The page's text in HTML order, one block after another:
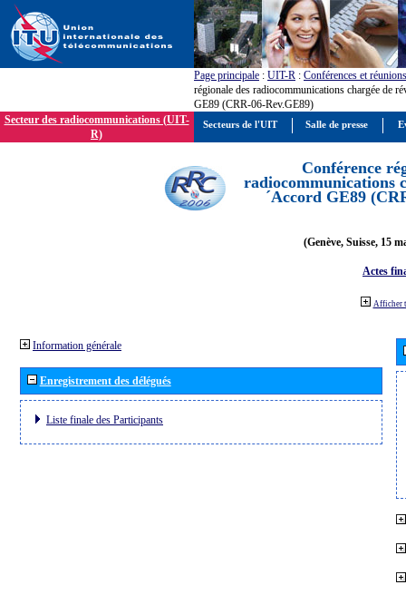
Page principale : UIT-R : Conférences et réunions
régionale des radiocommunications chargée de
GE89 (CRR-06-Rev.GE89)
Secteur des radiocommunications (UIT-
R)
Conférence
radiocommunications
´Accord GE89
(Genève, Suisse, 15
Actes
Afficher
Information générale
Enregistrement des délégués
Liste finale des Participants
Secteurs de l'UIT Salle de presse